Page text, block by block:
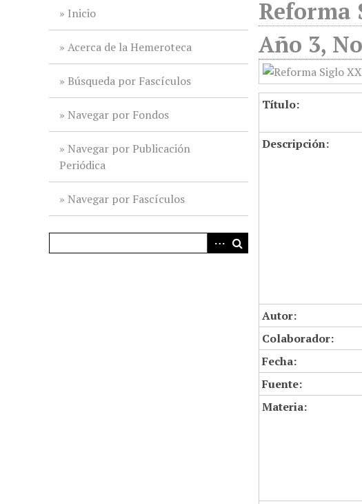
Inicio
Acerca de la Hemeroteca
Búsqueda por Fascículos
Navegar por Fondos
Navegar por Publicación
Periódica
Navegar por Fascículos
Reforma
Año 3,
Título:
Descripción:
Autor:
Colaborador:
Fecha:
Fuente:
Materia: